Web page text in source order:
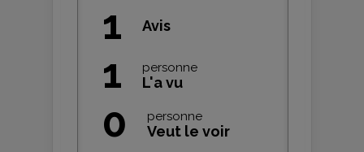
1 Avis
1 personne
L'a vu
0 personne
Veut le voir